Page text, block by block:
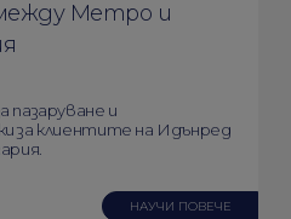
Метро и
пазаруване и
за клиентите на Идънред
НАУЧИ ПОВЕЧЕ